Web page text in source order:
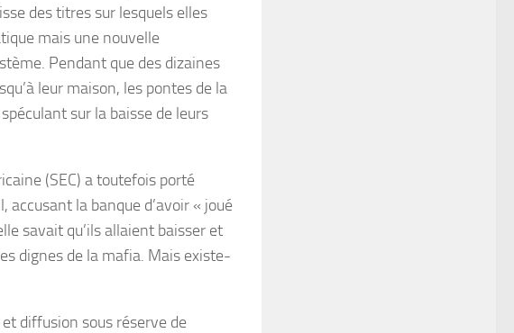
des titres sur lesquels elles
mais une nouvelle
Pendant que des dizaines
leur maison, les pontes de la
sur la baisse de leurs
(SEC) a toutefois porté
la banque d’avoir « joué
savait qu’ils allaient baisser et
dignes de la mafia. Mais existe-
diffusion sous réserve de